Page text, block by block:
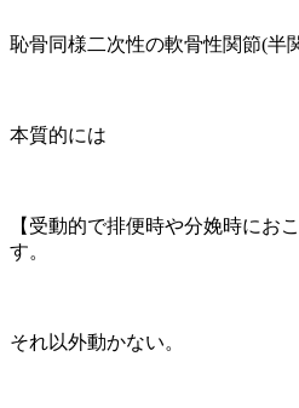
恥骨同様二次性の軟骨性関節(半
本質的には
【受動的で排便時や分娩時にお
す。
それ以外動かない。